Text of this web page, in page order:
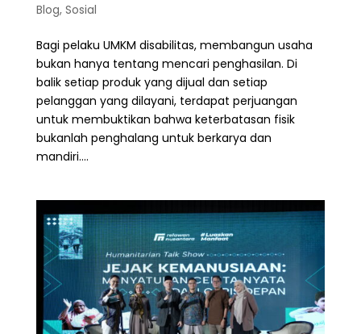
Blog, Sosial
Bagi pelaku UMKM disabilitas, membangun usaha
bukan hanya tentang mencari penghasilan. Di
balik setiap produk yang dijual dan setiap
pelanggan yang dilayani, terdapat perjuangan
untuk membuktikan bahwa keterbatasan fisik
bukanlah penghalang untuk berkarya dan
mandiri....